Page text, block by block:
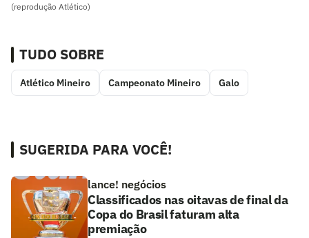
(reprodução Atlético)
TUDO SOBRE
Atlético Mineiro Campeonato Mineiro Galo
SUGERIDA PARA VOCÊ!
lance! negócios
Classificados nas oitavas de final da
Copa do Brasil faturam alta
premiação